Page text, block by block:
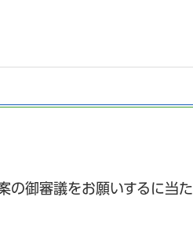
御審議をお願いするに当